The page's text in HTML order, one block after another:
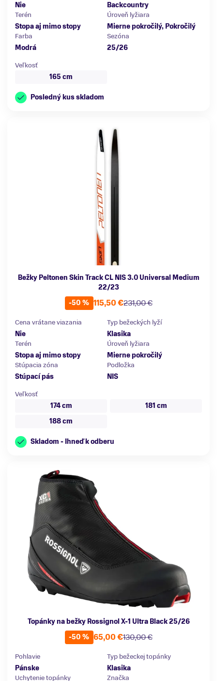
Nie
Backcountry
Terén
Stopa aj mimo stopy
Úroveň lyžiara
Mierne pokročilý, Pokročilý
Farba
Modrá
Sezóna
25/26
Veľkosť
165 cm
Posledný kus skladom
Bežky Peltonen Skin Track CL NIS 3.0 Universal Medium
22/23
-50 %
231,00 €
115,50 €
Cena vrátane viazania
Nie
Typ bežeckých lyží
Klasika
Terén
Stopa aj mimo stopy
Úroveň lyžiara
Mierne pokročilý
Stúpacia zóna
Stúpací pás
Podložka
NIS
Veľkosť
174 cm
181 cm
188 cm
Skladom - Ihneď k odberu
Topánky na bežky Rossignol X-1 Ultra Black 25/26
-50 %
130,00 €
65,00 €
Pohlavie
Pánske
Typ bežeckej topánky
Klasika
Uchytenie topánky
Značka